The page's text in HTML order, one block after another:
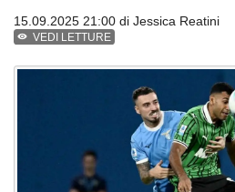
15.09.2025 21:00 di Jessica Reatini
VEDI LETTURE